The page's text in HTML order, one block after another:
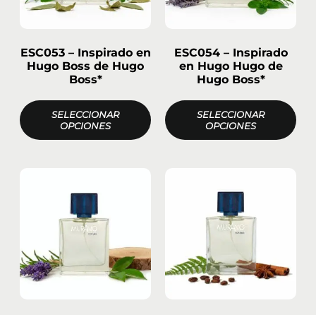
ESC053 – Inspirado en
Hugo Boss de Hugo
Boss*
SELECCIONAR
OPCIONES
ESC054 – Inspirado
en Hugo Hugo de
Hugo Boss*
SELECCIONAR
OPCIONES